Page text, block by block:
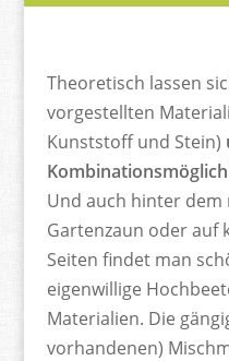
Theoretisch lassen
vorgestellten
Kunststoff und Stein)
Und auch hinter dem
Gartenzaun oder auf
Seiten findet man
eigenwillige
Materialien. Die
vorhandenen)